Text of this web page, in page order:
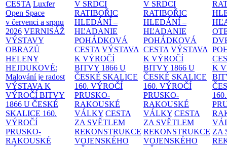
CESTA Luxfer
Open Space
v červenci a srpnu
2026 VERNISÁŽ
VÝSTAVY
OBRAZŮ
HELENY
HEJDUKOVÉ:
Malování je radost
VÝSTAVA K
VÝROČÍ BITVY
1866 U ČESKÉ
SKALICE 160.
VÝROČÍ
PRUSKO-
RAKOUSKÉ
V SRDCI
RATIBOŘIC
HLEDÁNÍ –
HĽADANIE
POHÁDKOVÁ
CESTA VÝSTAVA
K VÝROČÍ
BITVY 1866 U
ČESKÉ SKALICE
160. VÝROČÍ
PRUSKO-
RAKOUSKÉ
VÁLKY CESTA
ZA SVĚTLEM
REKONSTRUKCE
VOJENSKÉHO
V SRDCI
RATIBOŘIC
HLEDÁNÍ –
HĽADANIE
POHÁDKOVÁ
CESTA VÝSTAVA
K VÝROČÍ
BITVY 1866 U
ČESKÉ SKALICE
160. VÝROČÍ
PRUSKO-
RAKOUSKÉ
VÁLKY CESTA
ZA SVĚTLEM
REKONSTRUKCE
VOJENSKÉHO
K
ZA